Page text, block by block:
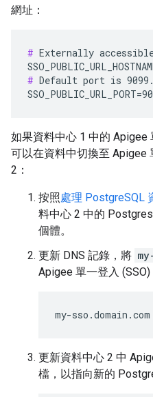
網址：
# Externally accessible
# Default port is 9099.
如果資料中心 1 中的 Apigee
可以在資料中切換至 Apigee
2：
按照處理 PostgreSQL
料中心 2 中的
個體。
更新 DNS 記錄，將
Apigee 單一登入
my-sso.domain.com
更新資料中心 2 中
檔，以指向新的